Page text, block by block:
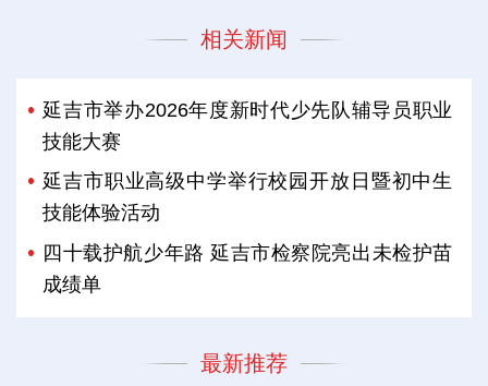
相关新闻
延吉市举办2026年度新时代少先队辅导员职业
技能大赛
延吉市职业高级中学举行校园开放日暨初中生
技能体验活动
四十载护航少年路 延吉市检察院亮出未检护苗
成绩单
最新推荐